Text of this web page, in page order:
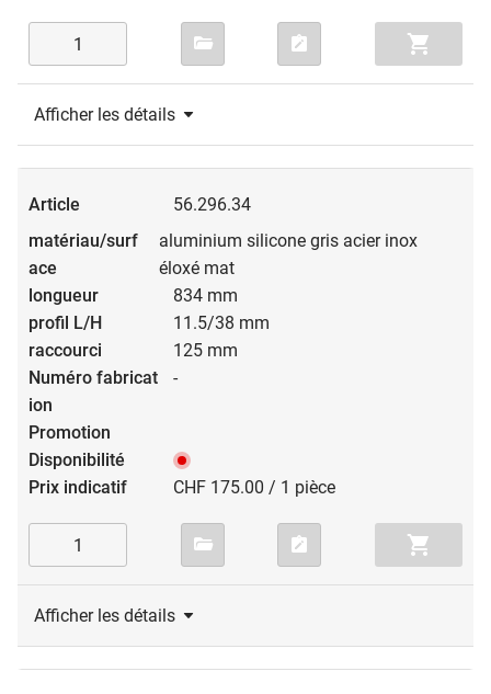
Afficher les détails
56.296.34
aluminium silicone gris acier inox
éloxé mat
834 mm
11.5/38 mm
125 mm
-
CHF 175.00 / 1 pièce
Afficher les détails